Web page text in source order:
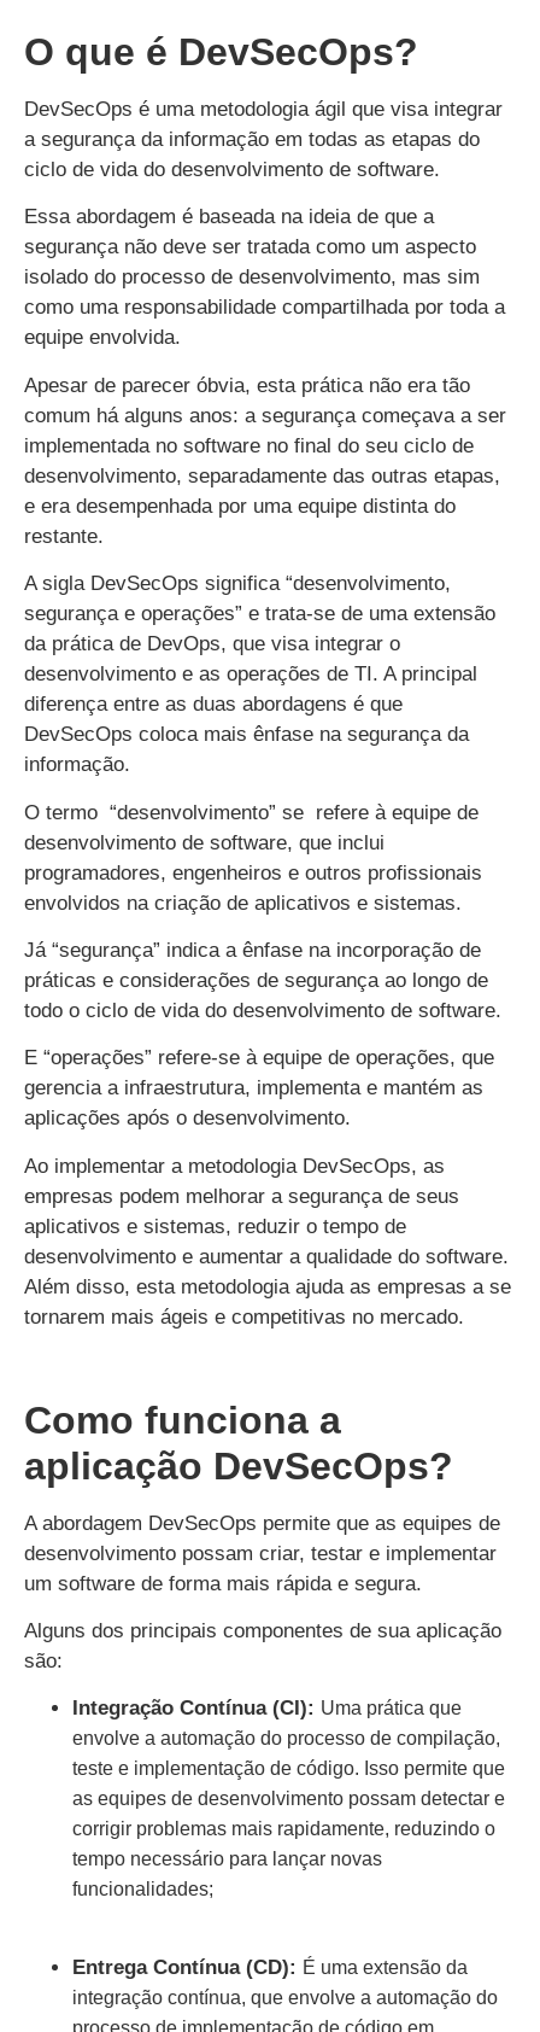
O que é DevSecOps?
DevSecOps é uma metodologia ágil que visa integrar
a segurança da informação em todas as etapas do
ciclo de vida do desenvolvimento de software.
Essa abordagem é baseada na ideia de que a
segurança não deve ser tratada como um aspecto
isolado do processo de desenvolvimento, mas sim
como uma responsabilidade compartilhada por toda a
equipe envolvida.
Apesar de parecer óbvia, esta prática não era tão
comum há alguns anos: a segurança começava a ser
implementada no software no final do seu ciclo de
desenvolvimento, separadamente das outras etapas,
e era desempenhada por uma equipe distinta do
restante.
A sigla DevSecOps significa “desenvolvimento,
segurança e operações” e trata-se de uma extensão
da prática de DevOps, que visa integrar o
desenvolvimento e as operações de TI. A principal
diferença entre as duas abordagens é que
DevSecOps coloca mais ênfase na segurança da
informação.
O termo “desenvolvimento” se refere à equipe de
desenvolvimento de software, que inclui
programadores, engenheiros e outros profissionais
envolvidos na criação de aplicativos e sistemas.
Já “segurança” indica a ênfase na incorporação de
práticas e considerações de segurança ao longo de
todo o ciclo de vida do desenvolvimento de software.
E “operações” refere-se à equipe de operações, que
gerencia a infraestrutura, implementa e mantém as
aplicações após o desenvolvimento.
Ao implementar a metodologia DevSecOps, as
empresas podem melhorar a segurança de seus
aplicativos e sistemas, reduzir o tempo de
desenvolvimento e aumentar a qualidade do software.
Além disso, esta metodologia ajuda as empresas a se
tornarem mais ágeis e competitivas no mercado.
Como funciona a
aplicação DevSecOps?
A abordagem DevSecOps permite que as equipes de
desenvolvimento possam criar, testar e implementar
um software de forma mais rápida e segura.
Alguns dos principais componentes de sua aplicação
são:
Integração Contínua (CI): Uma prática que
envolve a automação do processo de compilação,
teste e implementação de código. Isso permite que
as equipes de desenvolvimento possam detectar e
corrigir problemas mais rapidamente, reduzindo o
tempo necessário para lançar novas
funcionalidades;
Entrega Contínua (CD): É uma extensão da
integração contínua, que envolve a automação do
processo de implementação de código em